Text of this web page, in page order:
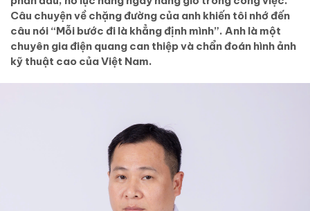
Câu chuyện về chặng đường của anh khiến tôi nhớ đến
câu nói “Mỗi bước đi là khẳng định mình”. Anh là một
chuyên gia điện quang can thiệp và chẩn đoán hình ảnh
kỹ thuật cao của Việt Nam.